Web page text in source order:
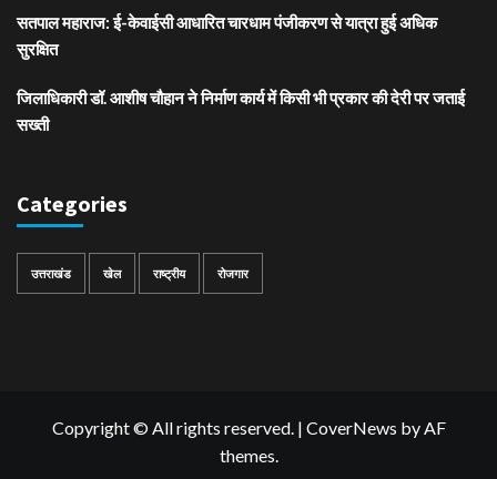
सतपाल महाराज: ई-केवाईसी आधारित चारधाम पंजीकरण से यात्रा हुई अधिक
सुरक्षित
जिलाधिकारी डॉ. आशीष चौहान ने निर्माण कार्य में किसी भी प्रकार की देरी पर जताई
सख्ती
Categories
उत्तराखंड खेल राष्ट्रीय रोजगार
Copyright © All rights reserved. | CoverNews by AF
themes.